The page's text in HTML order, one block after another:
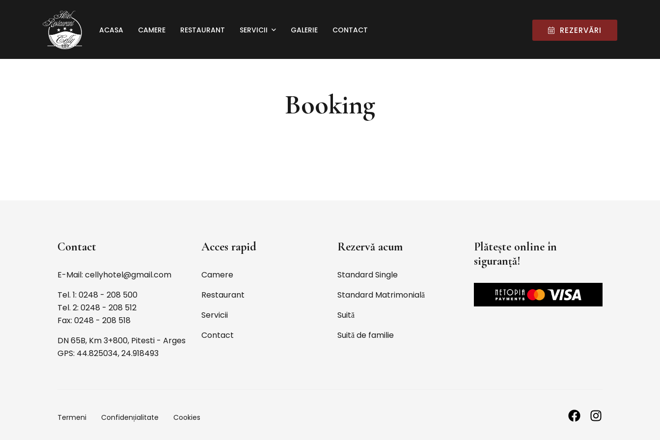
ACASA CAMERE RESTAURANT SERVICII GALERIE CONTACT REZERVĂRI
Booking
Contact
E-Mail: cellyhotel@gmail.com
Tel. 1: 0248 - 208 500
Tel. 2: 0248 - 208 512
Fax: 0248 - 208 518
DN 65B, Km 3+800, Pitesti - Arges
GPS: 44.825034, 24.918493
Acces rapid
Camere
Restaurant
Servicii
Contact
Rezervă acum
Standard Single
Standard Matrimonială
Suită
Suită de familie
Plătește online în
siguranță!
Termeni Confidențialitate Cookies